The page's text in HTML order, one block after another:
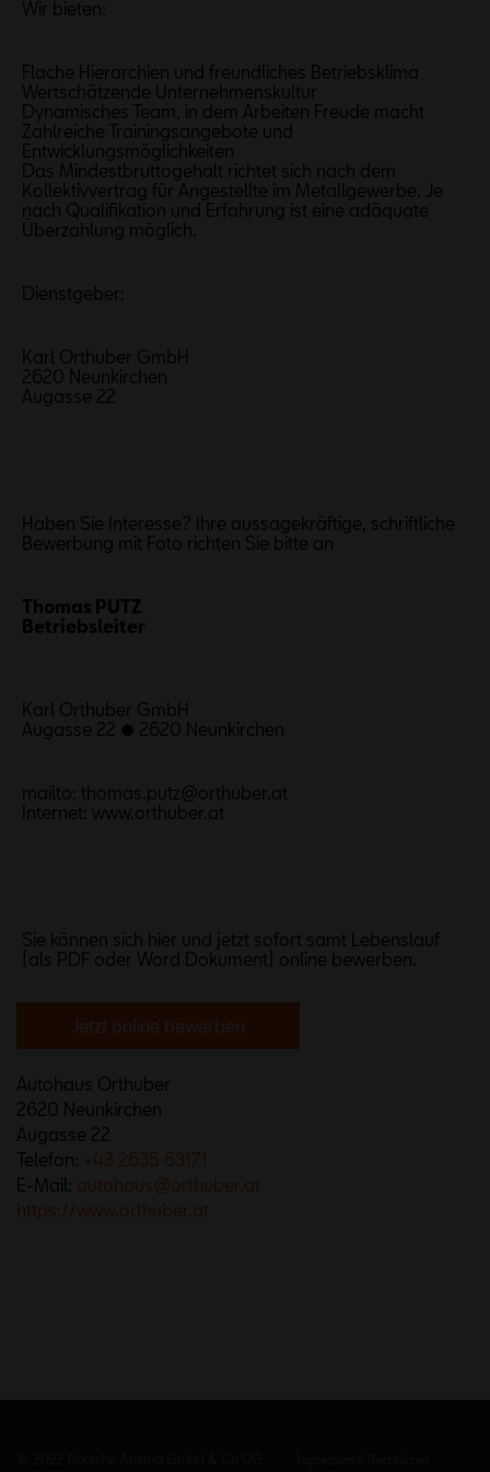
Wir bieten:
Flache Hierarchien und freundliches Betriebsklima
Wertschätzende Unternehmenskultur
Dynamisches Team, in dem Arbeiten Freude macht
Zahlreiche Trainingsangebote und
Entwicklungsmöglichkeiten
Das Mindestbruttogehalt richtet sich nach dem
Kollektivvertrag für Angestellte im Metallgewerbe. Je
nach Qualifikation und Erfahrung ist eine adäquate
Überzahlung möglich.
Dienstgeber:
Karl Orthuber GmbH
2620 Neunkirchen
Augasse 22
Haben Sie Interesse? Ihre aussagekräftige, schriftliche
Bewerbung mit Foto richten Sie bitte an
Thomas PUTZ
Betriebsleiter
Karl Orthuber GmbH
Augasse 22 ● 2620 Neunkirchen
mailto: thomas.putz@orthuber.at
Internet: www.orthuber.at
Sie können sich hier und jetzt sofort samt Lebenslauf
(als PDF oder Word Dokument) online bewerben.
Autohaus Orthuber
2620 Neunkirchen
Augasse 22
Telefon:
E-Mail: